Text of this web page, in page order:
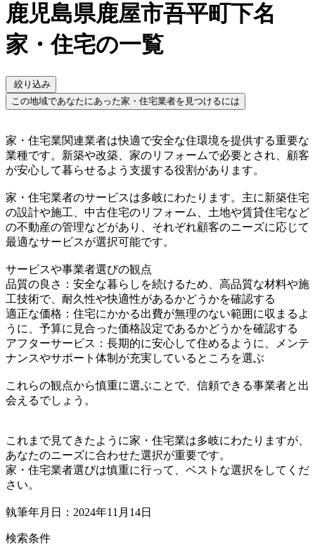
鹿児島県鹿屋市吾平町下名
家・住宅の一覧
絞り込み
この地域であなたにあった家・住宅業者を見つけるには
家・住宅業関連業者は快適で安全な住環境を提供する重要な
業種です。新築や改築、家のリフォームで必要とされ、顧客
が安心して暮らせるよう支援する役割があります。
家・住宅業者のサービスは多岐にわたります。主に新築住宅
の設計や施工、中古住宅のリフォーム、土地や賃貸住宅など
の不動産の管理などがあり、それぞれ顧客のニーズに応じて
最適なサービスが選択可能です。
サービスや事業者選びの観点
品質の良さ：安全な暮らしを続けるため、高品質な材料や施
工技術で、耐久性や快適性があるかどうかを確認する
適正な価格：住宅にかかる出費が無理のない範囲に収まるよ
うに、予算に見合った価格設定であるかどうかを確認する
アフターサービス：長期的に安心して住めるように、メンテ
ナンスやサポート体制が充実しているところを選ぶ
これらの観点から慎重に選ぶことで、信頼できる事業者と出
会えるでしょう。
これまで見てきたように家・住宅業は多岐にわたりますが、
あなたのニーズに合わせた選択が重要です。
家・住宅業者選びは慎重に行って、ベストな選択をしてくだ
さい。
執筆年月日：2024年11月14日
検索条件